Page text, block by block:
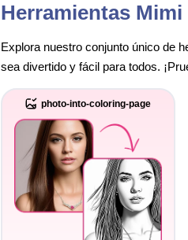
Herramientas
Explora nuestro conjunto único de
sea divertido y fácil para todos.
photo-into-coloring-page